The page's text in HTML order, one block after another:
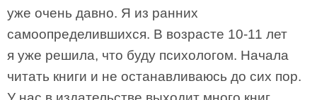
уже очень давно. Я из ранних
самоопределившихся. В возрасте 10-11 лет
я уже решила, что буду психологом. Начала
читать книги и не останавливаюсь до сих пор.